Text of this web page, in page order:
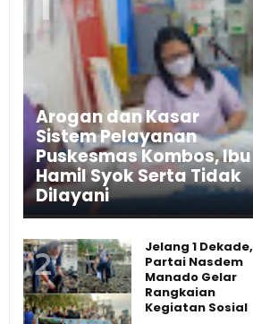
Arogan dan Kasar
Sistem Pelayanan
Puskesmas Kombos, Ibu
Hamil Syok Serta Tidak
Dilayani
Jelang 1 Dekade,
Partai Nasdem
Manado Gelar
Rangkaian
Kegiatan Sosial